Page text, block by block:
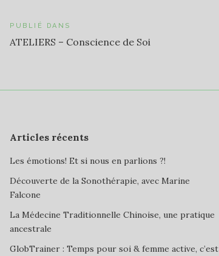
Navigation
de
PUBLIÉ DANS
ATELIERS – Conscience de Soi
Articles récents
Les émotions! Et si nous en parlions ?!
Découverte de la Sonothérapie, avec Marine
Falcone
La Médecine Traditionnelle Chinoise, une pratique
ancestrale
GlobTrainer : Temps pour soi & femme active, c’est